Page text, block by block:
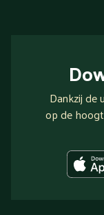
Dankzij
op de